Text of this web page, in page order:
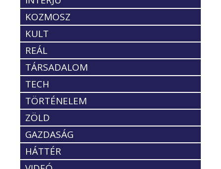
KOZMOSZ
KULT
REÁL
TÁRSADALOM
TECH
TÖRTÉNELEM
ZÖLD
GAZDASÁG
HÁTTÉR